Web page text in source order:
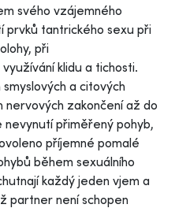
svého vzájemného
prvků tantrického sexu při
při
klidu a tichosti.
a citových
zakončení až do
nevynutí přiměřený pohyb,
příjemné pomalé
během sexuálního
každý jeden vjem a
partner není schopen